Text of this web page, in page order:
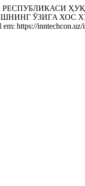
ЎЗИГA ХОС
https://